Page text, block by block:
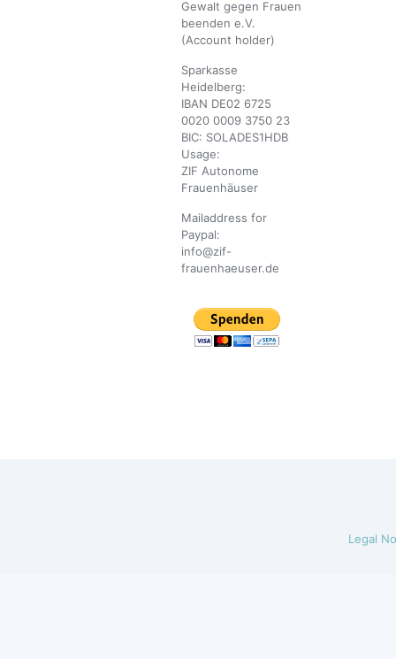
Gewalt gegen Frauen
beenden e.V.
(Account holder)
Sparkasse
Heidelberg:
IBAN DE02 6725
0020 0009 3750 23
BIC: SOLADES1HDB
Usage:
ZIF Autonome
Frauenhäuser
Mailaddress for
Paypal:
info@zif-
frauenhaeuser.de
Legal